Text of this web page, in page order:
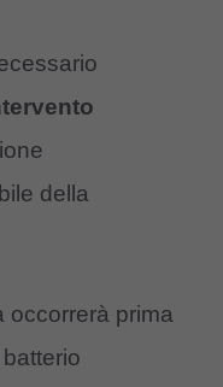
della
occorrerà prima